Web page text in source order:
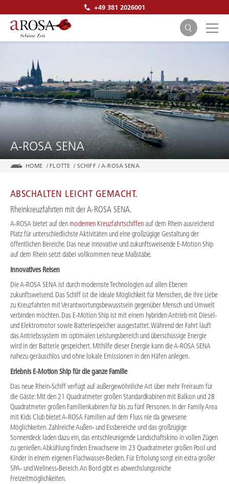
+49 381 2026001
SUCHEN
A-ROSA SENA
HOME / FLOTTE / SCHIFF / A-ROSA SENA
ABSCHALTEN LEICHT GEMACHT.
Rheinkreuzfahrten mit der A-ROSA SENA.
A-ROSA bietet auf den modernen Kreuzfahrtschiffenauf dem Rhein ausreichend
Platz für unterschiedlichste Aktivitäten und eine großzügige Gestaltung der
öffentlichen Bereiche. Das neue innovative und zukunftsweisende E-Motion Ship
auf dem Rhein setzt dabei vollkommen neue Maßstäbe.
Innovatives Reisen
Die A-ROSA SENA ist durch modernste Technologien auf allen Ebenen
zukunftsweisend. Das Schiff ist die ideale Möglichkeit für Menschen, die ihre Liebe
zu Kreuzfahrten mit Verantwortungsbewusstsein gegenüber Mensch und Umwelt
verbinden möchten. Das E-Motion Ship ist mit einem hybriden Antrieb mit Diesel-
und Elektromotor sowie Batteriespeicher ausgestattet. Während der Fahrt läuft
das Antriebssystem im optimalen Leistungsbereich und überschüssige Energie
wird in der Batterie gespeichert. Mithilfe dieser Energie kann die A-ROSA SENA
nahezu geräuschlos und ohne lokale Emissionen in den Häfen anlegen.
Erlebnis E-Motion Ship für die ganze Familie
Das neue Rhein-Schiff verfügt auf außergewöhnliche Art über mehr Freiraum für
die Gäste: Mit den 21 Quadratmeter großen Standardkabinen mit Balkon und 28
Quadratmeter großen Familienkabinen für bis zu fünf Personen. In der Family Area
mit Kids Club bietet A-ROSA Familien auf dem Fluss nie da gewesene
Möglichkeiten. Zahlreiche Außen- und Essbereiche und das großzügige
Sonnendeck laden dazu ein, das entschleunigende Landschaftskino in vollen Zügen
zu genießen. Abkühlung finden Erwachsene im 23 Quadratmeter großen Pool und
Kinder in einem eigenen Flachwasser-Becken. Für Erholung sorgt ein extra großer
SPA- und Wellness-Bereich. An Bord gibt es abwechslungsreiche
Freizeitmöglichkeiten.